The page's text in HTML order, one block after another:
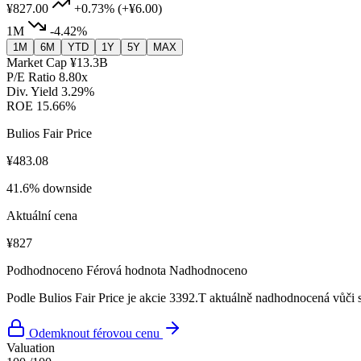
¥827.00 +0.73% (+¥6.00)
1M
-4.42%
1M 6M YTD 1Y 5Y MAX
Market Cap ¥13.3B
P/E Ratio 8.80x
Div. Yield 3.29%
ROE 15.66%
Bulios Fair Price
¥483.08
41.6% downside
Aktuální cena
¥827
Podhodnoceno Férová hodnota Nadhodnoceno
Podle Bulios Fair Price je akcie 3392.T aktuálně nadhodnocená vůči
Odemknout férovou cenu
Valuation